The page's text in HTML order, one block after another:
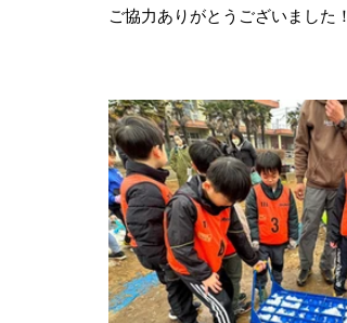
ご協力ありがとうございました！